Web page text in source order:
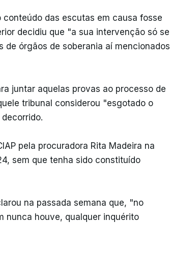
conteúdo das escutas em causa fosse
decidiu que "a sua intervenção só se
órgãos de soberania aí mencionados
juntar aquelas provas ao processo de
tribunal considerou "esgotado o
pela procuradora Rita Madeira na
sem que tenha sido constituído
na passada semana que, "no
nunca houve, qualquer inquérito